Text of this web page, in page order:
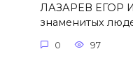
ЛАЗАРЕВ ЕГОР
знаменитых
0 97